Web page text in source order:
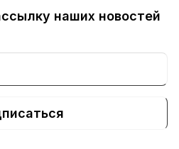
наших новостей